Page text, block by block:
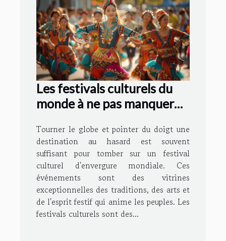
Les festivals culturels du
monde à ne pas manquer
incontournables
Tourner le globe et pointer du doigt une
destination au hasard est souvent
suffisant pour tomber sur un festival
culturel d'envergure mondiale. Ces
événements sont des vitrines
exceptionnelles des traditions, des arts et
de l'esprit festif qui anime les peuples. Les
festivals culturels sont des...